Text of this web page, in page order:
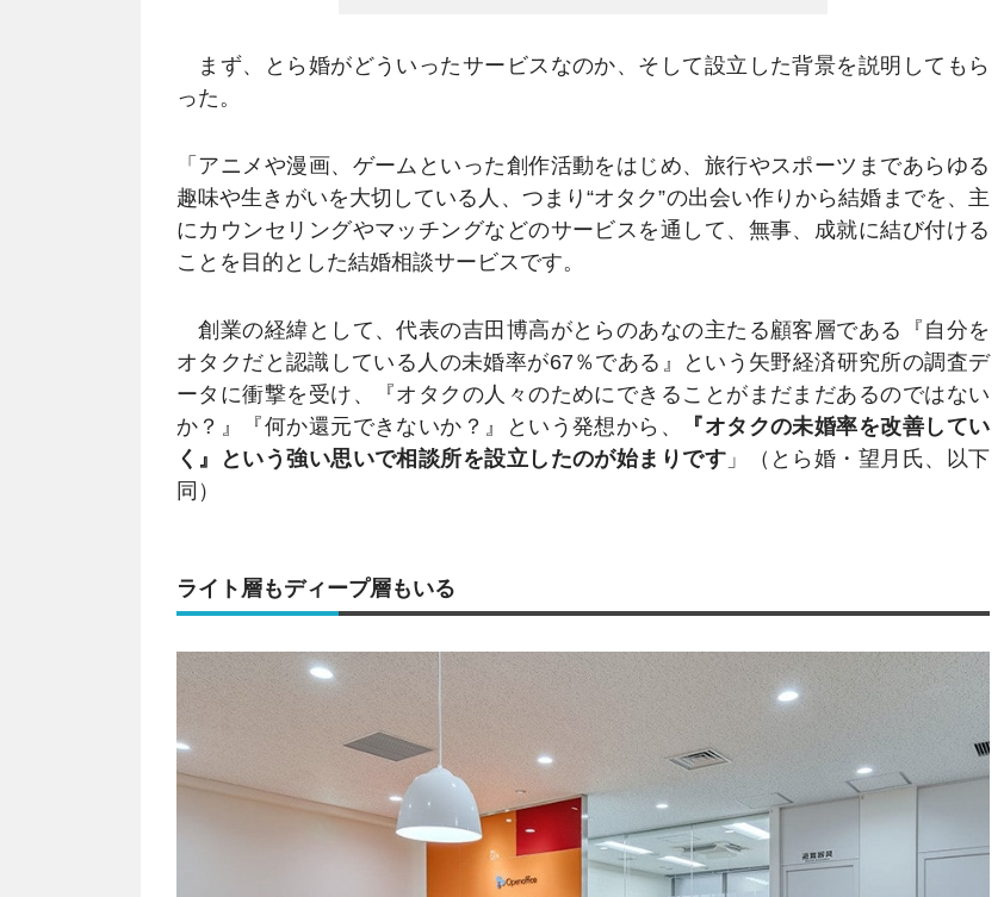
まず、とら婚がどういったサービスなのか、そして設立した背景を説明してもら
った。
「アニメや漫画、ゲームといった創作活動をはじめ、旅行やスポーツまであらゆる
趣味や生きがいを大切している人、つまり“オタク”の出会い作りから結婚までを、主
にカウンセリングやマッチングなどのサービスを通して、無事、成就に結び付ける
ことを目的とした結婚相談サービスです。
創業の経緯として、代表の吉田博高がとらのあなの主たる顧客層である『自分を
オタクだと認識している人の未婚率が67％である』という矢野経済研究所の調査デ
ータに衝撃を受け、『オタクの人々のためにできることがまだまだあるのではない
か？』『何か還元できないか？』という発想から、
『オタクの未婚率を改善してい
く』という強い思いで相談所を設立したのが始まりです 」（とら婚・望月氏、以下
同）
ライト層もディープ層もいる